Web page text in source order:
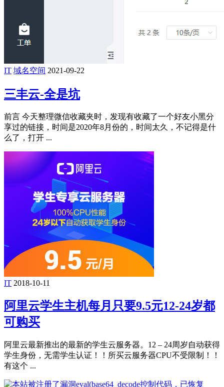
IT 域名空间 2021-09-22
三丰云-全是坑
前言 今天整理微信收藏夹时，发现有收藏了一个好友小黑分
享过的链接，时间是2020年8月份的，时间太久，不记得是什
么了，打开 ...
IT 2018-10-11
阿里云学生主机每月只要9.5元12-24岁都
可购买
阿里云最新推出的最新的学生云服务器。12 – 24周岁自动获得
学生身份，无需学生认证！！所买云服务器CPU不受限制！！
有这个 ...